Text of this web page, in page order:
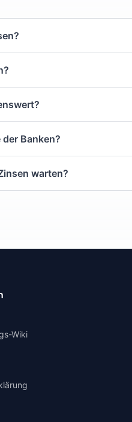
Banken?
warten?
Wiki